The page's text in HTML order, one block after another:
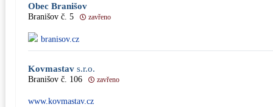
Obec Branišov
Branišov č. 5 zavřeno
branisov.cz
Kovmastav s.r.o.
Branišov č. 106 zavřeno
www.kovmastav.cz